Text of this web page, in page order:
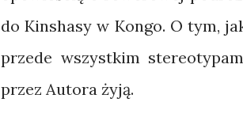
do Kinshasy w Kongo. O tym,
przede wszystkim
przez Autora żyją.